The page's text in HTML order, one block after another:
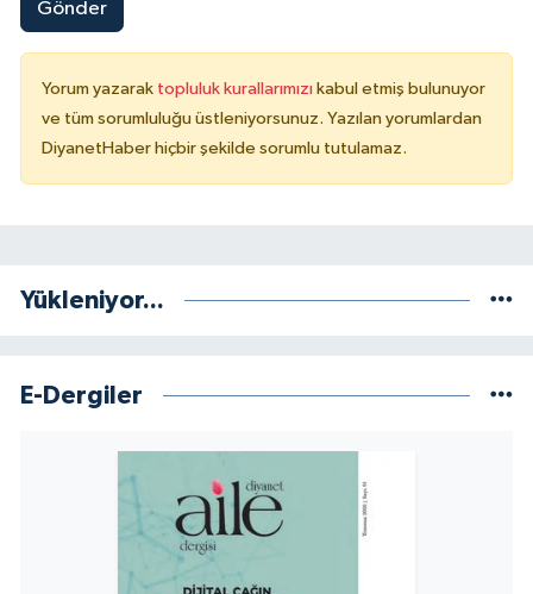
Gönder
Yorum yazarak topluluk kurallarımızı kabul etmiş bulunuyor
ve tüm sorumluluğu üstleniyorsunuz. Yazılan yorumlardan
DiyanetHaber hiçbir şekilde sorumlu tutulamaz.
Yükleniyor...
E-Dergiler
Niğde Müftülüğü
Ordu Müftülüğü
Osmaniye Müftülüğü
Sakarya Müftülüğü
Sinop Müftülüğü
Sivas Müftülüğü